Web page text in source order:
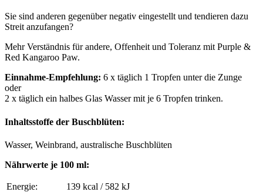
Sie sind anderen gegenüber negativ eingestellt und tendieren dazu
Streit anzufangen?
Mehr Verständnis für andere, Offenheit und Toleranz mit Purple &
Red Kangaroo Paw.
Einnahme-Empfehlung: 6 x täglich 1 Tropfen unter die Zunge
oder
2 x täglich ein halbes Glas Wasser mit je 6 Tropfen trinken.
Inhaltsstoffe der Buschblüten:
Wasser, Weinbrand, australische Buschblüten
Nährwerte je 100 ml:
Energie:
139 kcal / 582 kJ